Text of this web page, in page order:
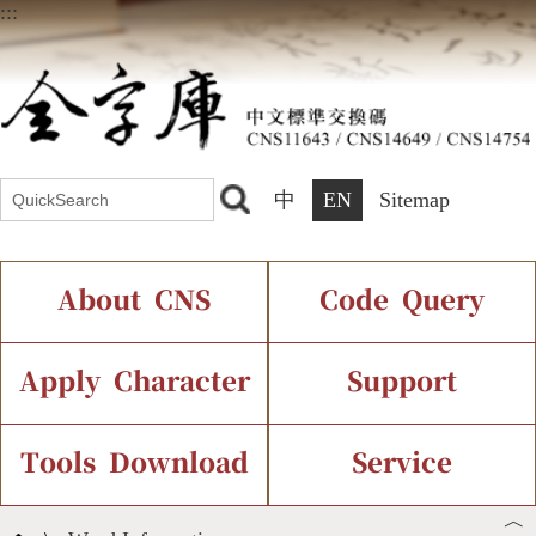
:::
中 EN Sitemap
About CNS
Introduction Current Status
Chinese Code Status
Code Query
IDS Query
Components Query
Apply Character
Application Process
Support
Font Instant Display
Tools Download Service
︿